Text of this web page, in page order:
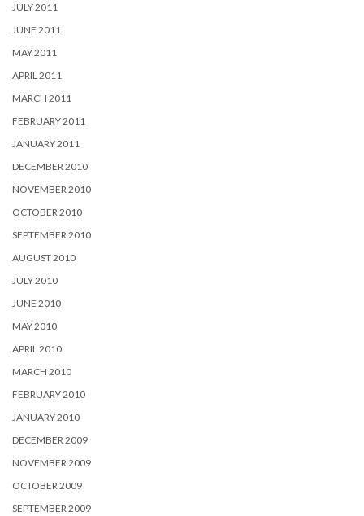
JULY 2011
JUNE 2011
MAY 2011
APRIL 2011
MARCH 2011
FEBRUARY 2011
JANUARY 2011
DECEMBER 2010
NOVEMBER 2010
OCTOBER 2010
SEPTEMBER 2010
AUGUST 2010
JULY 2010
JUNE 2010
MAY 2010
APRIL 2010
MARCH 2010
FEBRUARY 2010
JANUARY 2010
DECEMBER 2009
NOVEMBER 2009
OCTOBER 2009
SEPTEMBER 2009